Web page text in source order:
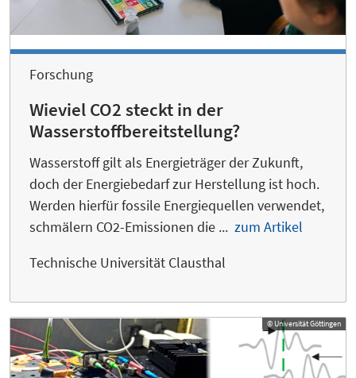
Forschung
Wieviel CO2 steckt in der
Wasserstoffbereitstellung?
Wasserstoff gilt als Energieträger der Zukunft,
doch der Energiebedarf zur Herstellung ist hoch.
Werden hierfür fossile Energiequellen verwendet,
schmälern CO2-Emissionen die ... zum Artikel
Technische Universität Clausthal
© Universität Göttingen